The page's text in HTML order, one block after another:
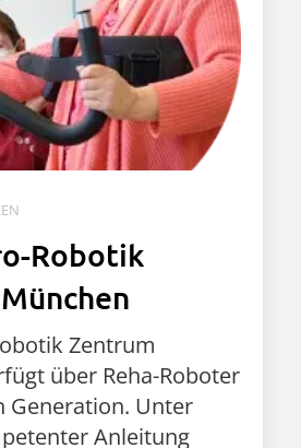
Robotik
Zentrum
über Reha-Roboter
Generation. Unter
Anleitung